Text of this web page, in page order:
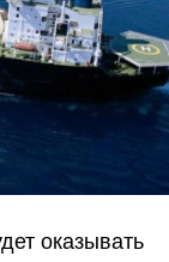
оказывать